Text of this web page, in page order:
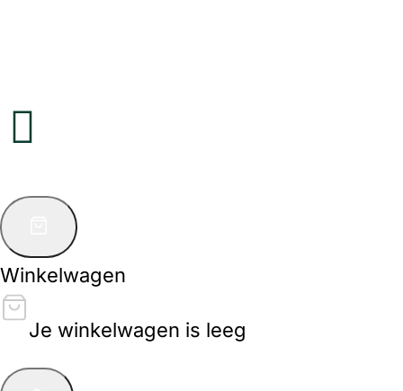
Winkelwagen
Je winkelwagen is leeg